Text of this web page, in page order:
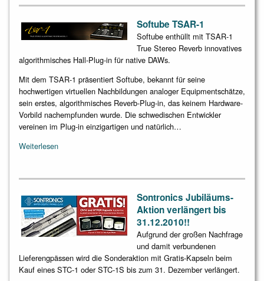
Softube TSAR-1
Softube enthüllt mit TSAR-1
True Stereo Reverb innovatives
algorithmisches Hall-Plug-in für native DAWs.
Mit dem TSAR-1 präsentiert Softube, bekannt für seine
hochwertigen virtuellen Nachbildungen analoger Equipmentschätze,
sein erstes, algorithmisches Reverb-Plug-in, das keinem Hardware-
Vorbild nachempfunden wurde. Die schwedischen Entwickler
vereinen im Plug-in einzigartigen und natürlich…
Weiterlesen
Sontronics Jubiläums-
Aktion verlängert bis
31.12.2010!!
Aufgrund der großen Nachfrage
und damit verbundenen
Lieferengpässen wird die Sonderaktion mit Gratis-Kapseln beim
Kauf eines STC-1 oder STC-1S bis zum 31. Dezember verlängert.